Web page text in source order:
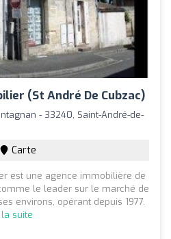
(St André De Cubzac)
- 33240, Saint-André-de-
Carte
est une agence immobilière de
le leader sur le marché de
environs, opérant depuis 1977.
suite